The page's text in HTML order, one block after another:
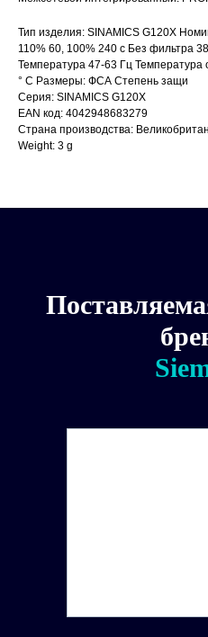
Тип изделия: SINAMICS G120X
110% 60, 100% 240 с Без фильтра
Температура 47-63 Гц
° C Размеры: ФСА Степень защи
Серия: SINAMICS G120X
EAN код: 4042948683279
Страна производства:
Weight: 3 g